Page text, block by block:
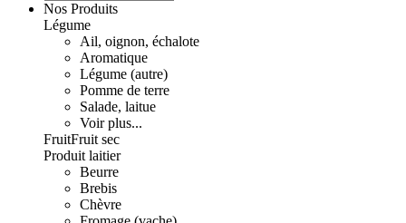
Nos Produits
Légume
Ail, oignon, échalote
Aromatique
Légume (autre)
Pomme de terre
Salade, laitue
Voir plus...
FruitFruit sec
Produit laitier
Beurre
Brebis
Chèvre